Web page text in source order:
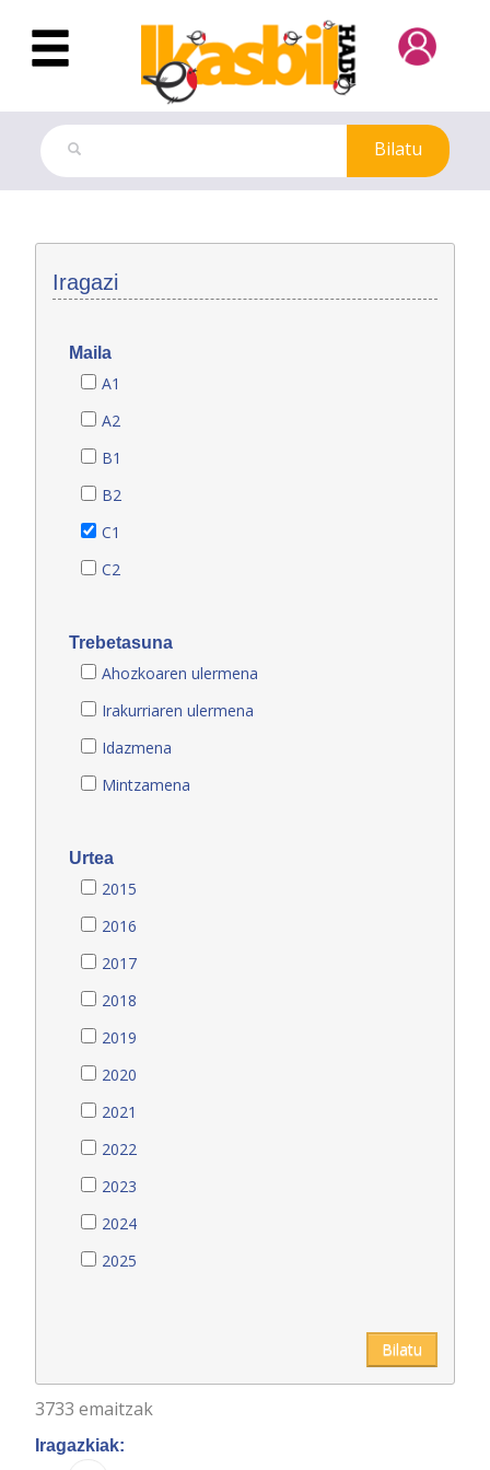
Eduki nagusira joan
Bilatu
Iragazi
Maila
A1
A2
B1
B2
C1
C2
Trebetasuna
Ahozkoaren ulermena
Irakurriaren ulermena
Idazmena
Mintzamena
Urtea
2015
2016
2017
2018
2019
2020
2021
2022
2023
2024
2025
Bilatu
3733 emaitzak
Iragazkiak: